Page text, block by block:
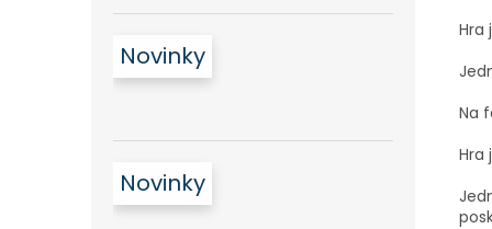
Novinky
Novinky
Hra
Na
Hra